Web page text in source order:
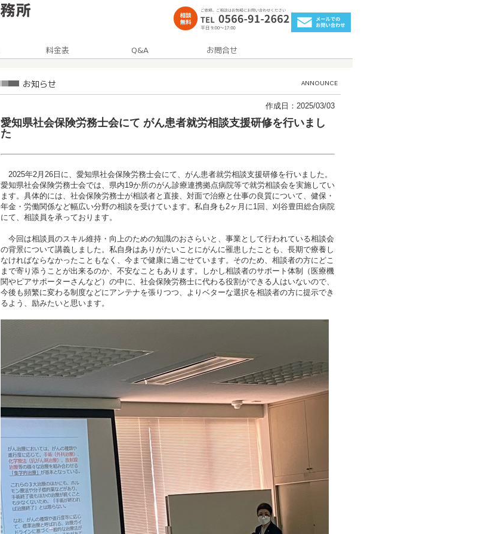
作成日：2025/03/03
愛知県社会保険労務士会にて がん患者就労相談支援研修を行いまし
た
2025年2月26日に、愛知県社会保険労務士会にて、がん患者就労相談支援研修を行いました。
愛知県社会保険労務士会では、県内19か所のがん診療連携拠点病院等で就労相談会を実施してい
ます。具体的には、社会保険労務士が相談者と直接、対面で治療と仕事の良質について、健保・
年金・労働関係など幅広い分野の相談を受けています。私自身も2ヶ月に1回、刈谷豊田総合病院
にて、相談員を承っております。
今回は相談員のスキル維持・向上のための知識のおさらいと、事業として行われている相談会
の背景について講義しました。私自身はありがたいことにがんに罹患したことも、長期で療養し
なければならなかったこともなく、今まで健康に過ごせています。そのため、相談者の方にどこ
まで寄り添うことが出来るのか、不安なこともあります。しかし相談者のサポート体制（医療機
関やピアサポーターさんなど）の中に、社会保険労務士に代わる役割ができる人はいないので、
今後も頻繁に変わる制度などにアンテナを張りつつ、よりベターな選択を相談者の方に提示でき
るよう、励みたいと思います。